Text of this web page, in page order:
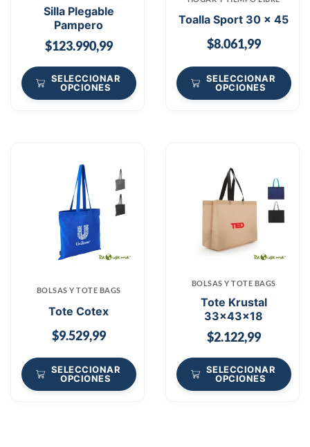
Silla Plegable
Pampero
$123.990,99
SELECCIONAR
OPCIONES
Toalla Sport 30 x 45
$8.061,99
SELECCIONAR
OPCIONES
BOLSAS Y TOTE BAGS
Tote Cotex
$9.529,99
SELECCIONAR
OPCIONES
BOLSAS Y TOTE BAGS
Tote Krustal
33x43x18
$2.122,99
SELECCIONAR
OPCIONES